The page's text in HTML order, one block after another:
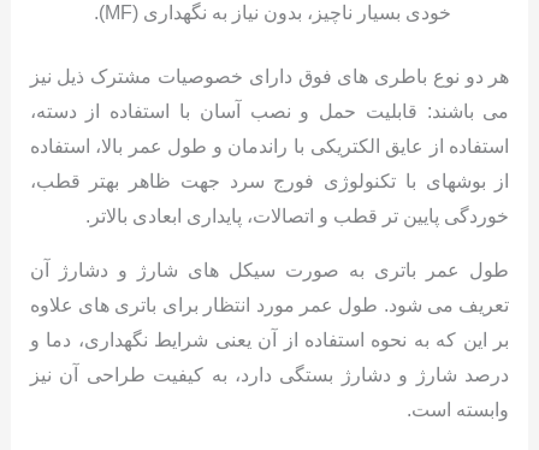
خودی بسیار ناچیز، بدون نیاز به نگهداری (MF).
هر دو نوع باطری های فوق دارای خصوصیات مشترک ذیل نیز
می باشند: قابلیت حمل و نصب آسان با استفاده از دسته،
استفاده از عایق الکتریکی با راندمان و طول عمر بالا، استفاده
از بوشهای با تکنولوژی فورج سرد جهت ظاهر بهتر قطب،
خوردگی پایین تر قطب و اتصالات، پایداری ابعادی بالاتر.
طول عمر باتری به صورت سیکل های شارژ و دشارژ آن
تعریف می شود. طول عمر مورد انتظار برای باتری های علاوه
بر این که به نحوه استفاده از آن یعنی شرایط نگهداری، دما و
درصد شارژ و دشارژ بستگی دارد، به کیفیت طراحی آن نیز
وابسته است.